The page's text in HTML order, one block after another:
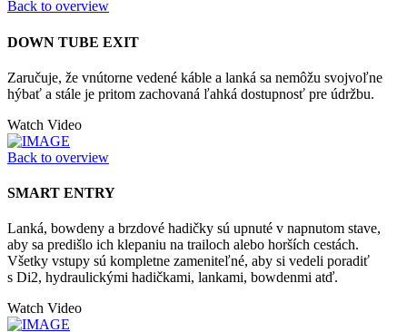
Back to overview
DOWN TUBE EXIT
Zaručuje, že vnútorne vedené káble a lanká sa nemôžu svojvoľne
hýbať a stále je pritom zachovaná ľahká dostupnosť pre údržbu.
Watch Video
Back to overview
SMART ENTRY
Lanká, bowdeny a brzdové hadičky sú upnuté v napnutom stave,
aby sa predišlo ich klepaniu na trailoch alebo horších cestách.
Všetky vstupy sú kompletne zameniteľné, aby si vedeli poradiť
s Di2, hydraulickými hadičkami, lankami, bowdenmi atď.
Watch Video